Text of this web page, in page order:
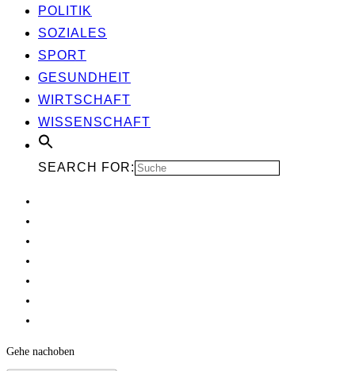
POLI­TIK
SOZIA­LES
SPORT
GESUND­HEIT
WIRT­SCHAFT
WIS­SEN­SCHAFT
SEARCH FOR:
Gehe nachoben